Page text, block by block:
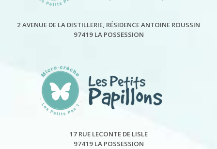
2 AVENUE DE LA DISTILLERIE, RÉSIDENCE ANTOINE ROUSSIN
97419 LA POSSESSION
17 RUE LECONTE DE LISLE
97419 LA POSSESSION